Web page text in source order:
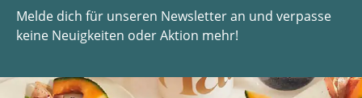
Melde dich für unseren Newsletter an und verpasse
keine Neuigkeiten oder Aktion mehr!